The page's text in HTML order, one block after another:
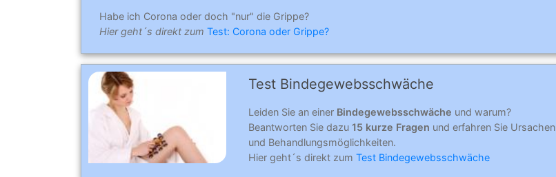
Habe ich Corona oder doch "nur" die Grippe?
Hier geht´s direkt zum Test: Corona oder Grippe?
Test Binde­ge­webs­schwä­che
Leiden Sie an einer Bindegewebsschwäche und warum?
Beantworten Sie dazu 15 kurze Fragen und erfahren Sie Ursachen
und Behandlungsmöglichkeiten.
Hier geht´s direkt zum Test Bindegewebsschwäche